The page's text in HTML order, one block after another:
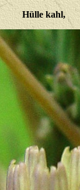
Hülle kahl,